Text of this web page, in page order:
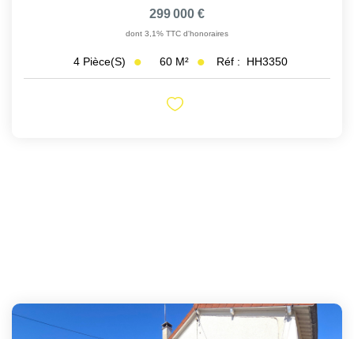
299 000 €
dont 3,1% TTC d'honoraires
4 Pièce(s) 60 M² Réf : HH3350